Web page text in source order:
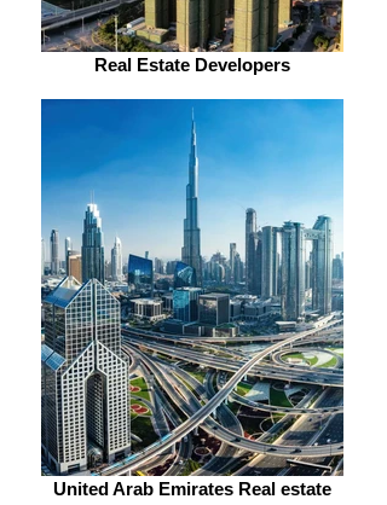
Real Estate Developers
United Arab Emirates Real estate